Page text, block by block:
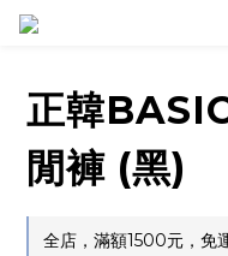
正韓
閒褲 (黑)
全店，滿額1500元，免